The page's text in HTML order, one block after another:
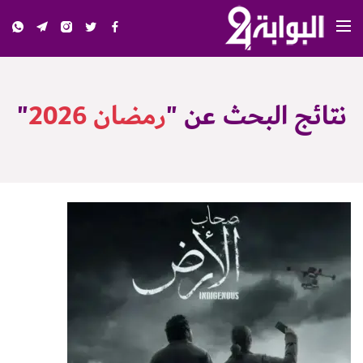
نتائج البحث عن "رمضان 2026 "